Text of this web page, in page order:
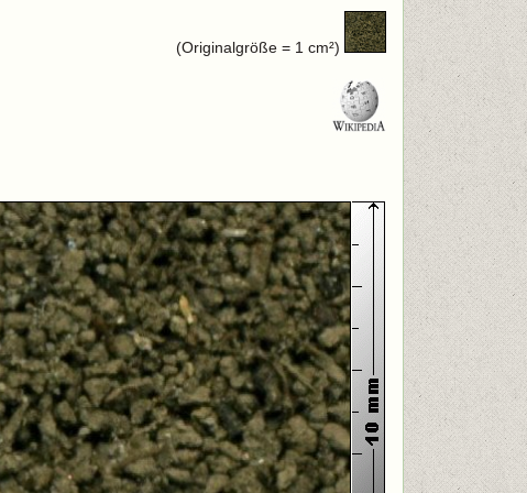
(Originalgröße = 1 cm²)